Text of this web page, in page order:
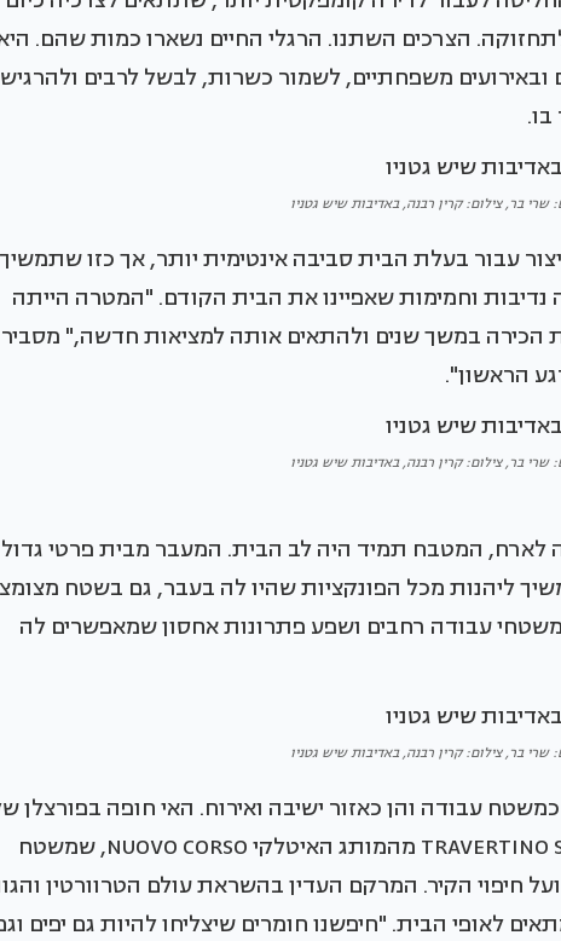
הצרכים השתנו. הרגלי החיים נשארו כמות שהם.
ובאירועים משפחתיים, לשמור כשרות, לבשל לרבים ולהרגיש
שרי בר, צילום: קרין רבנה, באדיבות שיש גטניו
עבור בעלת הבית סביבה אינטימית יותר, אך כזו שתמשיך
וחמימות שאפיינו את הבית הקודם. "המטרה הייתה
במשך שנים ולהתאים אותה למציאות חדשה,"
הראשון".
שרי בר, צילום: קרין רבנה, באדיבות שיש גטניו
המטבח תמיד היה לב הבית. המעבר מבית פרטי גדול
ליהנות מכל הפונקציות שהיו לה בעבר, גם בשטח
משטחי עבודה רחבים ושפע פתרונות אחסון שמאפשרים לה
שרי בר, צילום: קרין רבנה, באדיבות שיש גטניו
עבודה והן כאזור ישיבה ואירוח. האי חופה בפורצלן
שיש גטניו, מדגם TRAVERTINO STRUCTURED LEATHER מהמותג האיטלקי NUOVO CORSO, שמשטח
חיפוי הקיר. המרקם העדין בהשראת עולם הטרוורטין
לאופי הבית. "חיפשנו חומרים שיצליחו להיות גם יפים